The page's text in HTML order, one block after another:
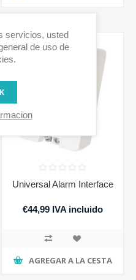
Universal Alarm Interface
€44,99 IVA incluido
AGREGAR A LA CESTA
servicios, usted
de uso de